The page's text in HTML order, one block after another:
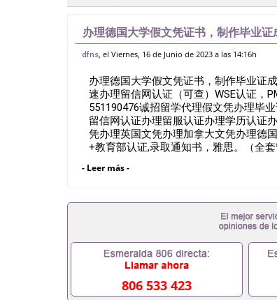
办理德国大学假文凭证书，制作毕业
绩单，线上快速办理留信网认证（可查
dfns, el Viernes, 16 de Junio de 2023 a las 14:16h
办理德国大学假文凭证书，制作毕业证
速办理留信网认证（可查）WSE认证，
551190476诚招留学代理假文凭办理毕
留信网认证办理留服认证办理学历认证
凭办理英国文凭办理加拿大文凭办理德
+教育部认证,录取通知书，雅思。（全
到）。 注：上述材料，随时都可以安排
要定居国外需要办理什么材料
位需要些什么材料551190476办理假毕
有正常毕业怎么办理毕业证,没毕业可以
551190476您是否因为递交材料不齐而
认证在校挂科了不想读了,成绩不理想
生文凭551190476如何办理本科/硕士毕
551190476国外本科毕业证怎么办理
551190476哪里可以制作美国毕业证
- Leer más -
806 533 423